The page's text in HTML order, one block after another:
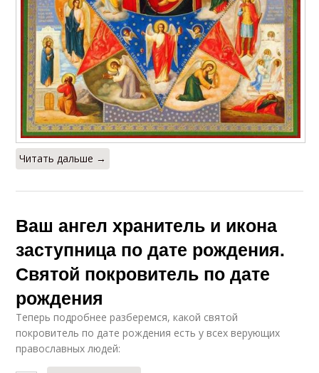
Читать дальше →
Ваш ангел хранитель и икона
заступница по дате рождения.
Святой покровитель по дате
рождения
Теперь подробнее разберемся, какой святой
покровитель по дате рождения есть у всех верующих
православных людей: